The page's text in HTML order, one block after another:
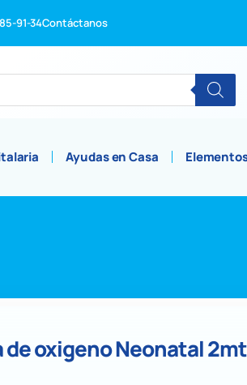
91-34Contáctanos
Ayudas en Casa
de oxigeno Neonatal